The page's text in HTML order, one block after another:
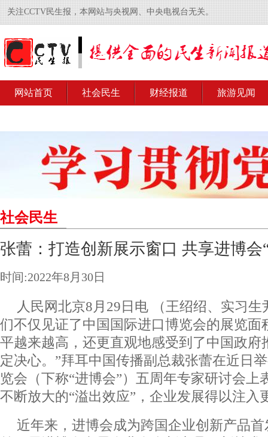
关注CCTV民生报，本网站与央视网、中央电视台无关。
网站首页 社会民生 财经报道 旅游见闻
社会民生
张蕾：打造创新展示窗口 共享进博会
时间:2022年8月30日
人民网北京8月29日电 （王绍绍、实习
们不仅见证了中国国际进口博览会的展览面
平越来越高，还更直观地感受到了中国政府
定决心。”拜耳中国传播副总裁张蕾在近日
览会（下称“进博会”）五周年专家研讨会上
不断放大的“溢出效应”，企业发展得以注入
近年来，进博会成为跨国企业创新产品首